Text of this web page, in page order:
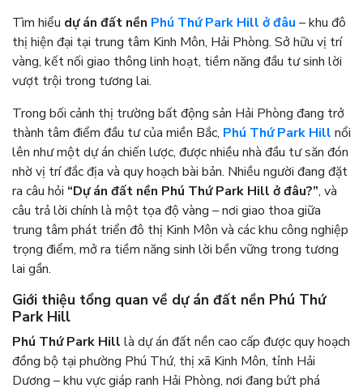
Tìm hiểu dự án đất nền Phú Thứ Park Hill ở đâu – khu đô
thị hiện đại tại trung tâm Kinh Môn, Hải Phòng. Sở hữu vị trí
vàng, kết nối giao thông linh hoạt, tiềm năng đầu tư sinh lời
vượt trội trong tương lai.
Trong bối cảnh thị trường bất động sản Hải Phòng đang trở
thành tâm điểm đầu tư của miền Bắc, Phú Thứ Park Hill nổi
lên như một dự án chiến lược, được nhiều nhà đầu tư săn đón
nhờ vị trí đắc địa và quy hoạch bài bản. Nhiều người đang đặt
ra câu hỏi “Dự án đất nền Phú Thứ Park Hill ở đâu?”, và
câu trả lời chính là một tọa độ vàng – nơi giao thoa giữa
trung tâm phát triển đô thị Kinh Môn và các khu công nghiệp
trọng điểm, mở ra tiềm năng sinh lời bền vững trong tương
lai gần.
Giới thiệu tổng quan về dự án đất nền Phú Thứ
Park Hill
Phú Thứ Park Hill là dự án đất nền cao cấp được quy hoạch
đồng bộ tại phường Phú Thứ, thị xã Kinh Môn, tỉnh Hải
Dương – khu vực giáp ranh Hải Phòng, nơi đang bứt phá